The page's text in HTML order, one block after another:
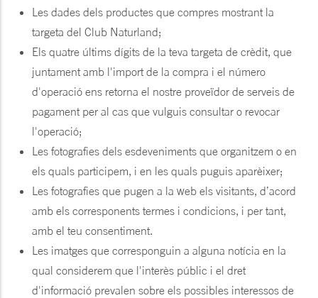
Les dades dels productes que compres mostrant la
targeta del Club Naturland;
Els quatre últims dígits de la teva targeta de crèdit, que
juntament amb l'import de la compra i el número
d'operació ens retorna el nostre proveïdor de serveis de
pagament per al cas que vulguis consultar o revocar
l'operació;
Les fotografies dels esdeveniments que organitzem o en
els quals participem, i en les quals puguis aparèixer;
Les fotografies que pugen a la web els visitants, d’acord
amb els corresponents termes i condicions, i per tant,
amb el teu consentiment.
Les imatges que corresponguin a alguna notícia en la
qual considerem que l'interès públic i el dret
d'informació prevalen sobre els possibles interessos de